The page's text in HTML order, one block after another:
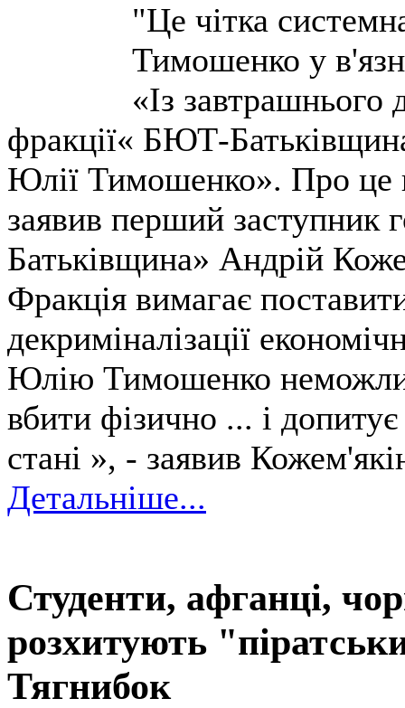
"Це чітка
Тимошенко у
«Із завтрашнього
фракції« БЮТ-
Юлії Тимошенко». Про це
заявив перший заступник
Батьківщина» Андрій
Фракція вимагає
декриміналізації
Юлію Тимошенко
вбити фізично ... і
стані », - заявив
Детальніше...
Студенти, афганці,
розхитують
Тягнибок